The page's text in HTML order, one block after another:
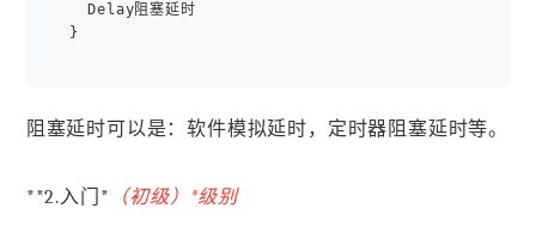
Delay阻塞延时
阻塞延时可以是：软件模拟延时，定时器阻塞延时等。
**2.入门* （初级）*级别